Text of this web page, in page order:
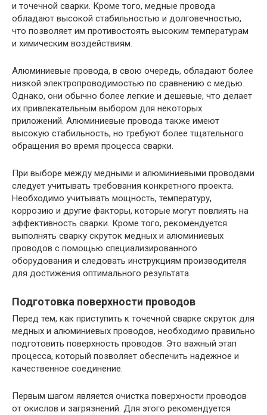
и точечной сварки. Кроме того, медные провода
обладают высокой стабильностью и долговечностью,
что позволяет им противостоять высоким температурам
и химическим воздействиям.
Алюминиевые провода, в свою очередь, обладают более
низкой электропроводимостью по сравнению с медью.
Однако, они обычно более легкие и дешевые, что делает
их привлекательным выбором для некоторых
приложений. Алюминиевые провода также имеют
высокую стабильность, но требуют более тщательного
обращения во время процесса сварки.
При выборе между медными и алюминиевыми проводами
следует учитывать требования конкретного проекта.
Необходимо учитывать мощность, температуру,
коррозию и другие факторы, которые могут повлиять на
эффективность сварки. Кроме того, рекомендуется
выполнять сварку скруток медных и алюминиевых
проводов с помощью специализированного
оборудования и следовать инструкциям производителя
для достижения оптимального результата.
Подготовка поверхности проводов
Перед тем, как приступить к точечной сварке скруток для
медных и алюминиевых проводов, необходимо правильно
подготовить поверхность проводов. Это важный этап
процесса, который позволяет обеспечить надежное и
качественное соединение.
Первым шагом является очистка поверхности проводов
от окислов и загрязнений. Для этого рекомендуется